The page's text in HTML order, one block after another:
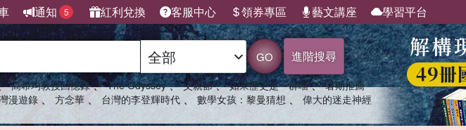
通知 5 紅利兌換 客服中心 領券專區 藝文講座 學習平台
GO 進階搜尋
高希均教授回憶錄 、 The Odyssey 、 父親節 、 如果歷史是一群喵 、 暑期推薦
漫遊錄 、 方念華 、 台灣的李登輝時代 、 數學女孩：黎曼猜想 、 偉大的迷走神經